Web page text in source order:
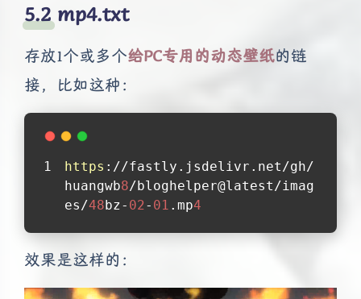
mp4.txt
存放1个或多个给PC专用的动态壁纸的链
接，比如这种：
https ://fastly.jsdelivr.net/gh/
huangwb8/bloghelper@latest/imag
es/48bz- 02- 01 .mp4
效果是这样的：